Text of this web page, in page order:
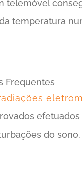
telemóvel
temperatura
do sono.